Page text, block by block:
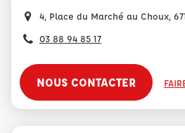
4, Place du Marché au Choux,
03 88 94 85 17
NOUS CONTACTER